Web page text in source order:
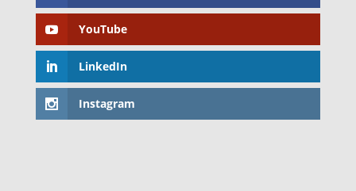
YouTube
LinkedIn
Instagram